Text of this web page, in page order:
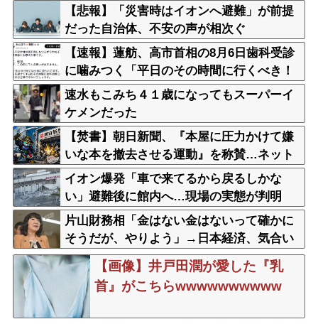
【悲報】「災害時はイオンへ避難」が前提
だった自治体、不安の声が相次ぐ
【速報】蓮舫、高市首相の8月6日歯科受診
に噛みつく「平日のその時間に行くべき！
そういうお立場！」
速水もこみち４１歳になってもスーパーイ
ケメンだった
【焚書】朝日新聞、『本屋に圧力かけて嫌
いな本を撤去させる運動』を称賛…ネット
「これを肯定的に書くとか頭おかしいの
か」
イオン爆発「車で来てるから戻るしかな
い」避難後に館内へ…現場の実態が判明
片山財務相「金はない金はないって確かに
そうだが、やりよう」→日本経済、気合い
で何とかする模様
【画像】井戸田潤が愛した『乳
首』がこちらwwwwwwwwww